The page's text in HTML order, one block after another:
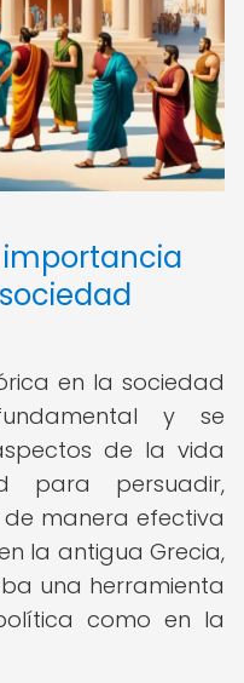
en la sociedad
y se
de la vida
para persuadir,
manera efectiva
la antigua Grecia,
una herramienta
como en la